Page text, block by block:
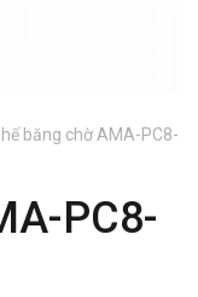
băng chờ AMA-PC8-
PC8-